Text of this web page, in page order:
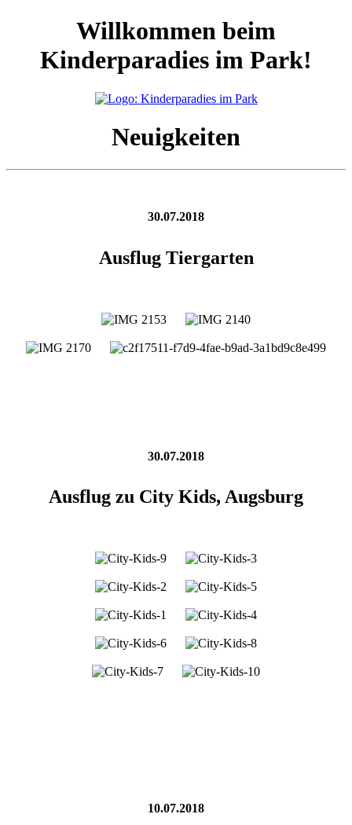
Willkommen beim
Kinderparadies im Park!
Neuigkeiten
30.07.2018
Ausflug Tiergarten
30.07.2018
Ausflug zu City Kids, Augsburg
10.07.2018